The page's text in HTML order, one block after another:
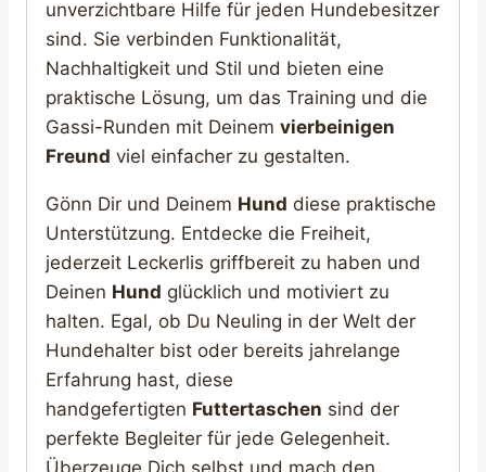
unverzichtbare Hilfe für jeden Hundebesitzer
sind. Sie verbinden Funktionalität,
Nachhaltigkeit und Stil und bieten eine
praktische Lösung, um das Training und die
Gassi-Runden mit Deinem vierbeinigen
Freund viel einfacher zu gestalten.
Gönn Dir und Deinem Hund diese praktische
Unterstützung. Entdecke die Freiheit,
jederzeit Leckerlis griffbereit zu haben und
Deinen Hund glücklich und motiviert zu
halten. Egal, ob Du Neuling in der Welt der
Hundehalter bist oder bereits jahrelange
Erfahrung hast, diese
handgefertigten Futtertaschen sind der
perfekte Begleiter für jede Gelegenheit.
Überzeuge Dich selbst und mach den